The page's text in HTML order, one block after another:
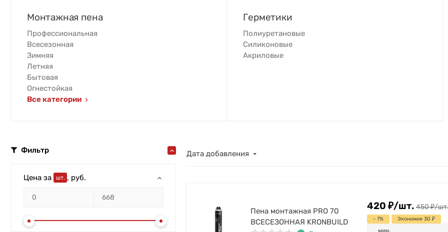
Монтажная пена
Профессиональная
Всесезонная
Зимняя
Летняя
Бытовая
Огнестойкая
Все категории
Герметики
Полиуретановые
Силиконовые
Акриловые
Фильтр
Цена за шт. , руб.
Дата добавления
Пена монтажная PRO 70
ВСЕСЕЗОННАЯ KRONBUILD
420 ₽/шт. 450₽/шт.
- 7% Экономия 30 ₽
мин.